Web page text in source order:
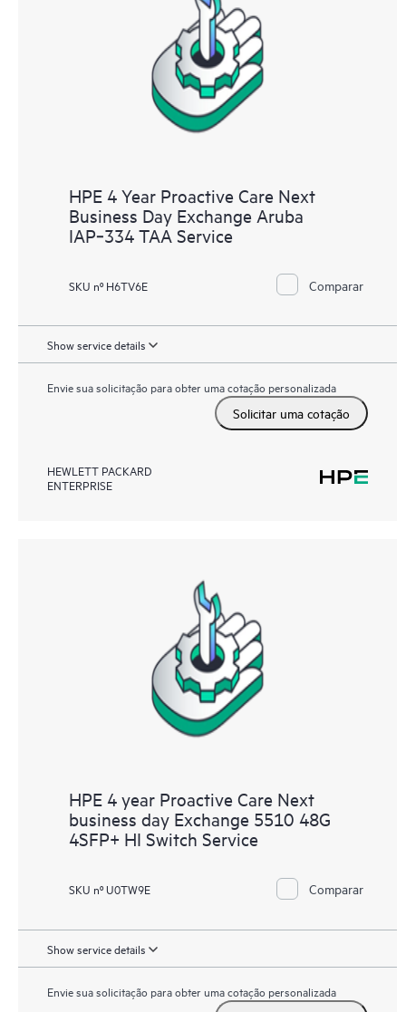
HPE 4 Year Proactive Care Next
Business Day Exchange Aruba
IAP‑334 TAA Service
SKU nº H6TV6E Comparar
Show service details
Envie sua solicitação para obter uma cotação personalizada
Solicitar uma cotação
HEWLETT PACKARD
ENTERPRISE
HPE 4 year Proactive Care Next
business day Exchange 5510 48G
4SFP+ HI Switch Service
SKU nº U0TW9E Comparar
Show service details
Envie sua solicitação para obter uma cotação personalizada